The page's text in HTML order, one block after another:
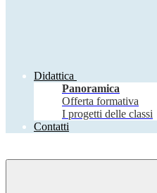
Didattica
Panoramica
Offerta formativa
I progetti delle classi
Contatti